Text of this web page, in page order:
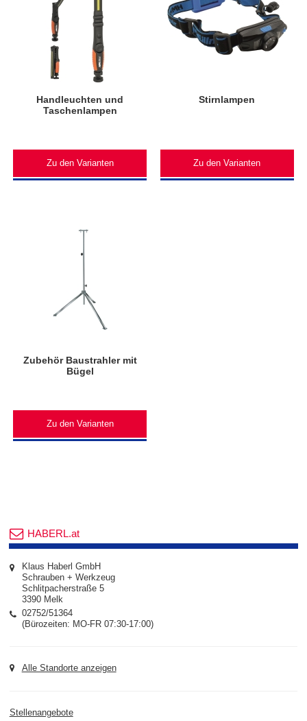
Handleuchten und
Taschenlampen
Zu den Varianten
Stirnlampen
Zu den Varianten
Zubehör Baustrahler mit
Bügel
Zu den Varianten
HABERL.at
Klaus Haberl GmbH
Schrauben + Werkzeug
Schlitpacherstraße 5
3390 Melk
02752/51364
(Bürozeiten: MO-FR 07:30-17:00)
Alle Standorte anzeigen
Stellenangebote